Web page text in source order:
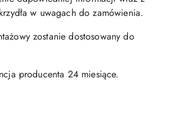
w uwagach do zamówienia.
zostanie dostosowany do
producenta 24 miesiące.